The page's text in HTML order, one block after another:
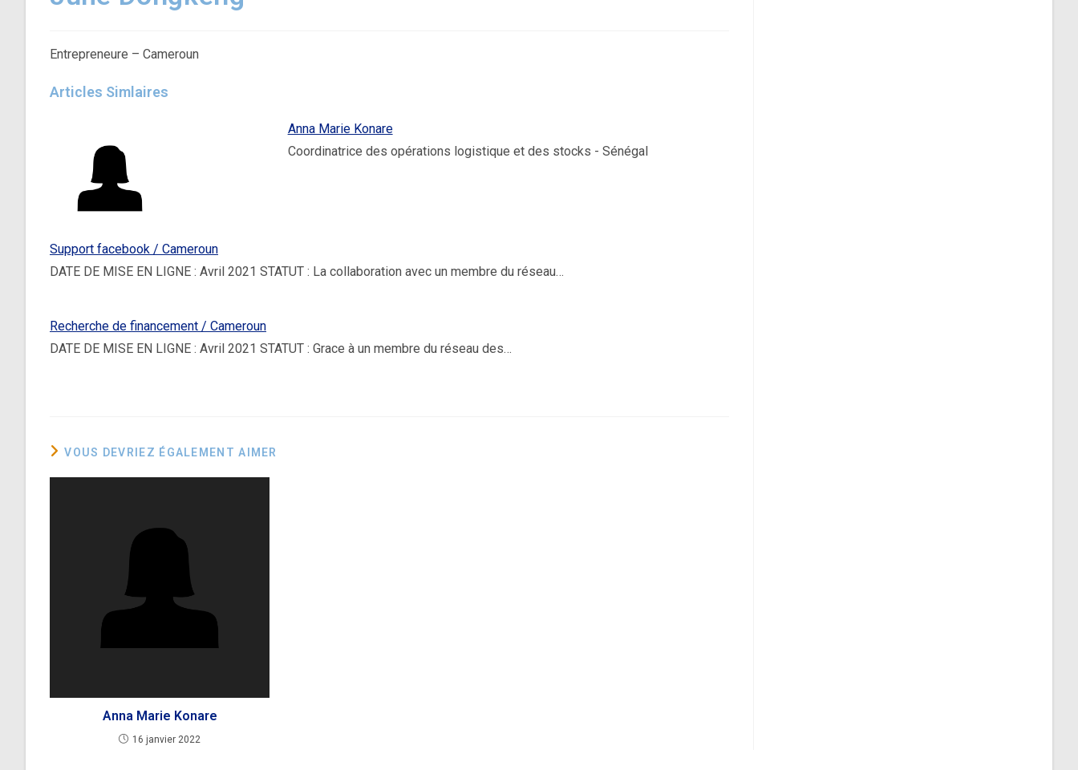
Entrepreneure – Cameroun
Articles Simlaires
Anna Marie Konare
Coordinatrice des opérations logistique et des stocks - Sénégal
Support facebook / Cameroun
DATE DE MISE EN LIGNE : Avril 2021 STATUT : La collaboration avec un membre du réseau…
Recherche de financement / Cameroun
DATE DE MISE EN LIGNE : Avril 2021 STATUT : Grace à un membre du réseau des…
VOUS DEVRIEZ ÉGALEMENT AIMER
Anna Marie Konare
16 janvier 2022